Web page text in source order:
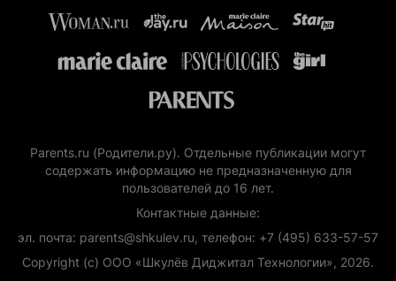
Parents.ru (Родители.ру). Отдельные публикации могут
содержать информацию не предназначенную для
пользователей до 16 лет.
Контактные данные:
эл. почта: parents@shkulev.ru, телефон: +7 (495) 633-57-57
Copyright (с) ООО «Шкулёв Диджитал Технологии», 2026.